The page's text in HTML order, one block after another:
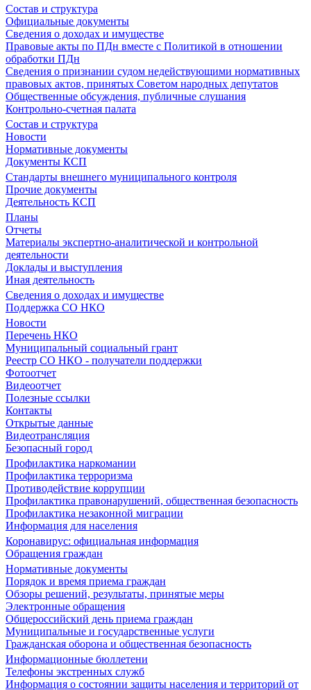
Состав и структура
Официальные документы
Сведения о доходах и имуществе
Правовые акты по ПДн вместе с Политикой в отношении
обработки ПДн
Сведения о признании судом недействующими нормативных
правовых актов, принятых Советом народных депутатов
Общественные обсуждения, публичные слушания
Контрольно-счетная палата
Состав и структура
Новости
Нормативные документы
Документы КСП
Стандарты внешнего муниципального контроля
Прочие документы
Деятельность КСП
Планы
Отчеты
Материалы экспертно-аналитической и контрольной
деятельности
Доклады и выступления
Иная деятельность
Сведения о доходах и имуществе
Поддержка СО НКО
Новости
Перечень НКО
Муниципальный социальный грант
Реестр СО НКО - получатели поддержки
Фотоотчет
Видеоотчет
Полезные ссылки
Контакты
Открытые данные
Видеотрансляция
Безопасный город
Профилактика наркомании
Профилактика терроризма
Противодействие коррупции
Профилактика правонарушений, общественная безопасность
Профилактика незаконной миграции
Информация для населения
Коронавирус: официальная информация
Обращения граждан
Нормативные документы
Порядок и время приема граждан
Обзоры решений, результаты, принятые меры
Электронные обращения
Общероссийский день приема граждан
Муниципальные и государственные услуги
Гражданская оборона и общественная безопасность
Информационные бюллетени
Телефоны экстренных служб
Информация о состоянии защиты населения и территорий от